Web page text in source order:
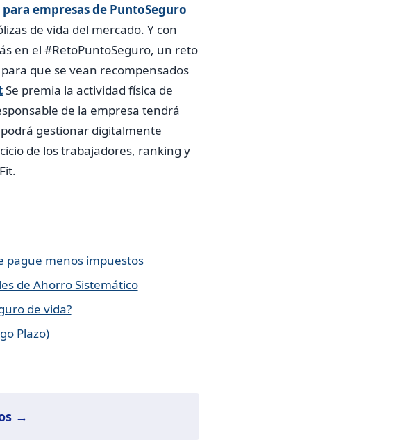
empresas de PuntoSeguro
de vida del mercado. Y con
en el #RetoPuntoSeguro, un reto
que se vean recompensados
Se premia la actividad física de
de la empresa tendrá
gestionar digitalmente
de los trabajadores, ranking y
pague menos impuestos
de Ahorro Sistemático
de vida?
Plazo)
→